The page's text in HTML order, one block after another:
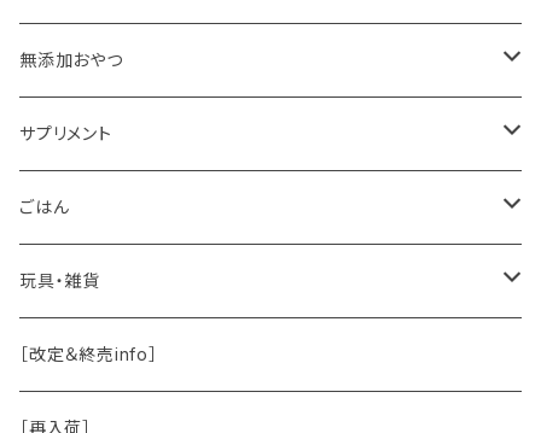
肉球バーム
ドッグソープ
保湿・除菌・虫除け
保湿剤
除菌
おくち・おめめ・おみみ
おくち
おめめ
ブラシと雑貨
無添加おやつ
お肉
お魚
その他（乳製品・果物野菜）
Natural Marche
ちょこっとシリーズ
◾️躾トレーニングに
サプリメント
皮膚被毛
関節・骨
おめめ
おなか
ごはん
手作り補助
ウェット・お惣菜
ドライ
玩具・雑貨
ノーズワーク・玩具
お散歩用品
［改定＆終売info］
［再入荷］